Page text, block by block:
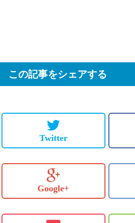
この記事をシェアする
Twitter
Google+